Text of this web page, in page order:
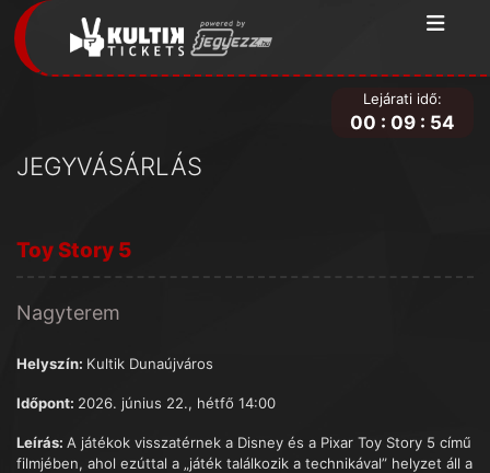
JEGYVÁSÁRLÁS
Lejárati idő:
00 : 09 : 54
Toy Story 5
Nagyterem
Helyszín: Kultik Dunaújváros
Időpont: 2026. június 22., hétfő 14:00
Leírás: A játékok visszatérnek a Disney és a Pixar Toy Story 5 című
filmjében, ahol ezúttal a „játék találkozik a technikával” helyzet áll a